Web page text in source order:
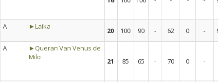
A ►Laika 20 100 90 - 62 0 -
A
►Queran Van Venus de
Milo
21 85 65 - 70 0 -